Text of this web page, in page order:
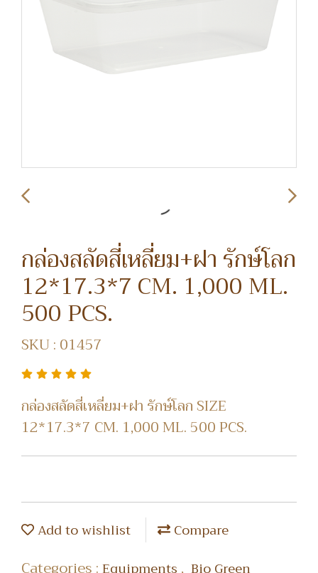
กล่องสลัดสี่เหลี่ยม+ฝา รักษ์โลก
12*17.3*7 CM. 1,000 ML.
500 PCS.
SKU : 01457
กล่องสลัดสี่เหลี่ยม+ฝา รักษ์โลก SIZE
12*17.3*7 CM. 1,000 ML. 500 PCS.
Add to wishlist Compare
Categories :Equipments , Bio Green